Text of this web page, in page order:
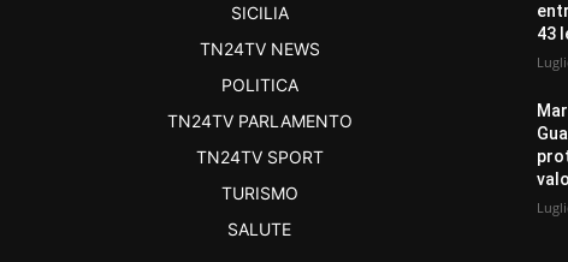
SICILIA
TN24TV NEWS
POLITICA
TN24TV PARLAMENTO
TN24TV SPORT
TURISMO
SALUTE
43